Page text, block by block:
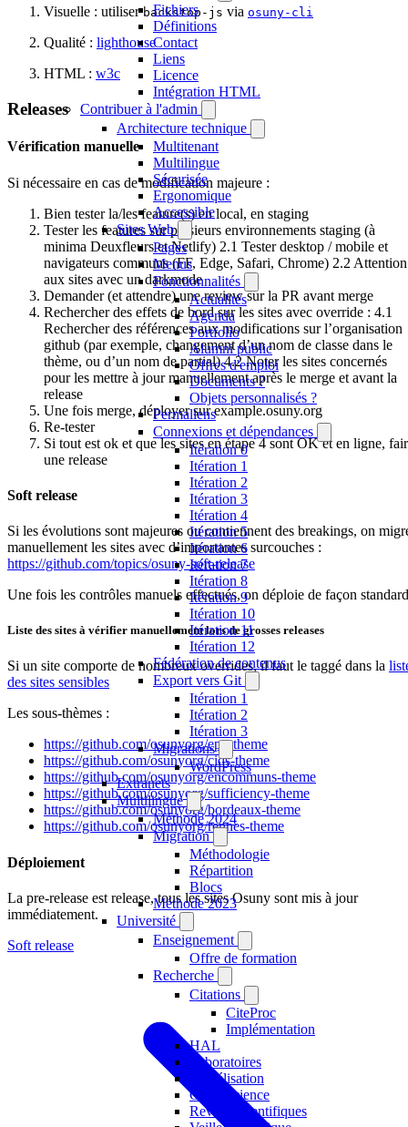
Fichiers
Définitions
Contact
Liens
Licence
Intégration HTML
Contribuer à l'admin
Architecture technique
Multitenant
Multilingue
Sécurisée
Ergonomique
Accessible
Sites Web
Pages
Menus
Fonctionnalités
Actualités
Agenda
Portfolio
Alumni public
Offres d'emploi
Documents ?
Objets personnalisés ?
Permaliens
Connexions et dépendances
Itération 0
Itération 1
Itération 2
Itération 3
Itération 4
Itération 5
Itération 6
Itération 7
Itération 8
Itération 9
Itération 10
Itération 11
Itération 12
Fédération de contenus
Export vers Git
Itération 1
Itération 2
Itération 3
Migrations
WordPress
Extranets
Multilingue
Méthode 2024
Migration
Méthodologie
Répartition
Blocs
Méthode 2023
Université
Enseignement
Offre de formation
Recherche
Citations
CiteProc
Implémentation
HAL
Laboratoires
Modélisation
Open Science
Revues scientifiques
Visuelle : utiliserbackstop-js via osuny-cli
Qualité : lighthouse
HTML : w3c
Releases
Vérification manuelle
Si nécessaire en cas de modification majeure :
Bien tester la/les feature(s) en local, en staging
Tester les features sur plusieurs environnements staging (à
minima Deuxfleurs et Netlify) 2.1 Tester desktop / mobile et
navigateurs communs (FF, Edge, Safari, Chrome) 2.2 Attention
aux sites avec un darkmode
Demander (et attendre) une review sur la PR avant merge
Rechercher des effets de bord sur les sites avec override : 4.1
Rechercher des références aux modifications sur l’organisation
github (par exemple, changement d’un nom de classe dans le
thème, ou d’un nom de partial) 4.2 Noter les sites concernés
pour les mettre à jour manuellement après le merge et avant la
release
Une fois merge, déployer sur example.osuny.org
Re-tester
Si tout est ok et que les sites en étape 4 sont OK et en ligne,
une release
Soft release
Si les évolutions sont majeures ou contiennent des breakings, on
manuellement les sites avec d’importantes surcouches :
https://github.com/topics/osuny-soft-release
Une fois les contrôles manuels effectués, on déploie de façon
Liste des sites à vérifier manuellement lors de grosses releases
Si un site comporte de nombreux overrides, il faut le taggé dans la
des sites sensibles
Les sous-thèmes :
https://github.com/osunyorg/epv-theme
https://github.com/osunyorg/cids-theme
https://github.com/osunyorg/encommuns-theme
https://github.com/osunyorg/sufficiency-theme
https://github.com/osunyorg/bordeaux-theme
https://github.com/osunyorg/rennes-theme
Déploiement
La pre-release est release, tous les sites Osuny sont mis à jour
immédiatement.
Soft release